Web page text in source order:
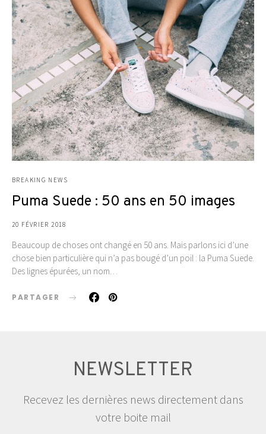
BREAKING NEWS
Puma Suede : 50 ans en 50 images
20 FÉVRIER 2018
Beaucoup de choses ont changé en 50 ans. Mais parlons ici d’une
chose bien particulière qui n’a pas bougé d’un poil : la Puma Suede.
Des lignes épurées, un nom…
PARTAGER
NEWSLETTER
Recevez les dernières news directement dans
votre boite mail